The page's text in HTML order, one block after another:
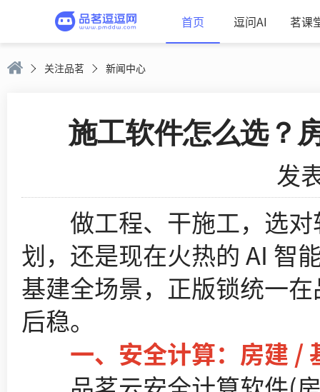
首页 逗问AI 茗课
关注品茗 新闻中心
施工软件怎么选？
发
做工程、干施工，选对
划，还是现在火热的 AI 智
基建全场景，正版锁统一
后稳。
一、安全计算：房建 /